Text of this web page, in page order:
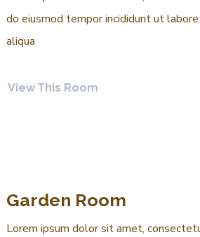
do eiusmod tempor incididunt ut
aliqua
View This Room
Garden Room
Lorem ipsum dolor sit amet,